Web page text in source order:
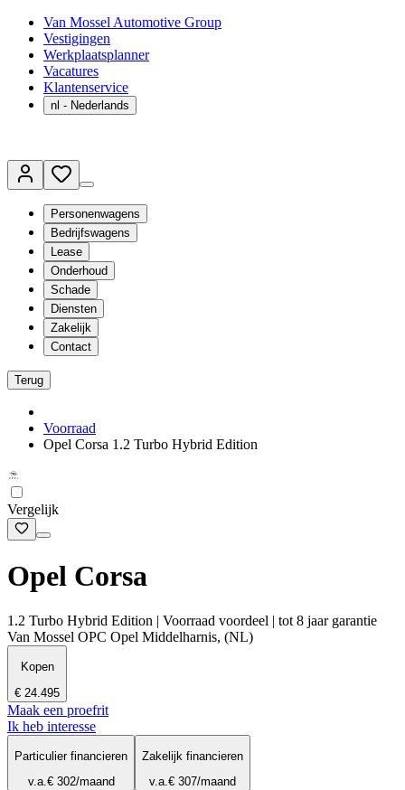
Van Mossel Automotive Group
Vestigingen
Werkplaatsplanner
Vacatures
Klantenservice
nl - Nederlands
Personenwagens
Bedrijfswagens
Lease
Onderhoud
Schade
Diensten
Zakelijk
Contact
Terug
Voorraad
Opel Corsa 1.2 Turbo Hybrid Edition
Vergelijk
Opel Corsa
1.2 Turbo Hybrid Edition | Voorraad voordeel | tot 8 jaar garantie
Van Mossel OPC Opel Middelharnis, (NL)
Kopen
€ 24.495
Maak een proefrit
Ik heb interesse
Particulier financieren
v.a.€ 302/maand
Zakelijk financieren
v.a.€ 307/maand